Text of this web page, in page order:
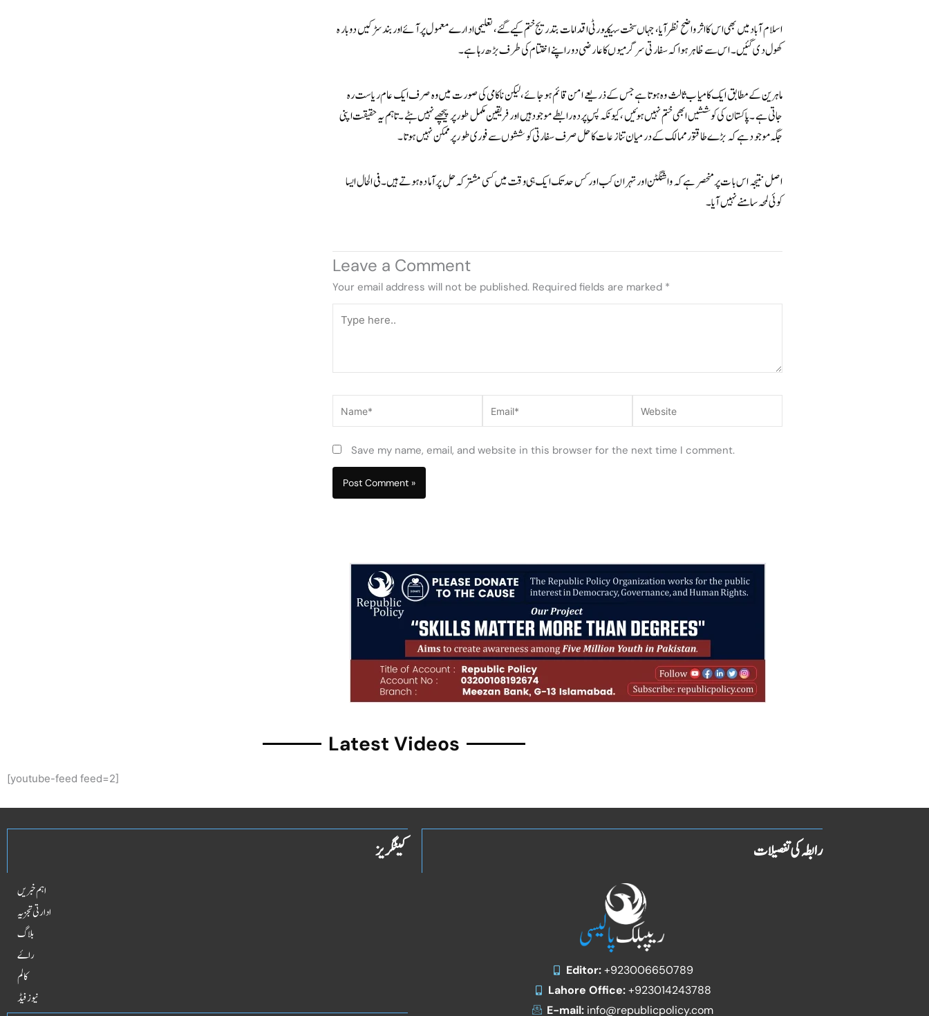
اسلام آباد میں بھی اس کا اثر واضح نظر آیا، جہاں سخت سیکیورٹی اقدامات بتدریج ختم کیے گئے، تعلیمی ادارے معمول پر آئے اور بند سڑکیں دوبارہ
کھول دی گئیں۔ اس سے ظاہر ہوا کہ سفارتی سرگرمیوں کا عارضی دور اپنے اختتام کی طرف بڑھ رہا ہے۔
ماہرین کے مطابق ایک کامیاب ثالث وہ ہوتا ہے جس کے ذریعے امن قائم ہو جائے، لیکن ناکامی کی صورت میں وہ صرف ایک عام ریاست رہ
جاتی ہے۔ پاکستان کی کوششیں ابھی ختم نہیں ہوئیں، کیونکہ پسِ پردہ رابطے موجود ہیں اور فریقین مکمل طور پر پیچھے نہیں ہٹے۔ تاہم یہ حقیقت اپنی
جگہ موجود ہے کہ بڑے طاقتور ممالک کے درمیان تنازعات کا حل صرف سفارتی کوششوں سے فوری طور پر ممکن نہیں ہوتا۔
اصل نتیجہ اس بات پر منحصر ہے کہ واشنگٹن اور تہران کب اور کس حد تک ایک ہی وقت میں کسی مشترکہ حل پر آمادہ ہوتے ہیں۔ فی الحال ایسا
کوئی لمحہ سامنے نہیں آیا۔
Leave a Comment
Your email address will not be published. Required fields are marked *
here..
Save my name, email, and website in this browser for the next time I comment.
Latest Videos
[youtube-feed feed=2]
کیٹگریز
اہم خبریں
ادارتی تجزیہ
بلاگ
راۓ
کالم
نیوز فیڈ
رابطہ کی تفصیلات
Editor:+923006650789
Lahore Office:+923014243788
E-mail:info@republicpolicy.com